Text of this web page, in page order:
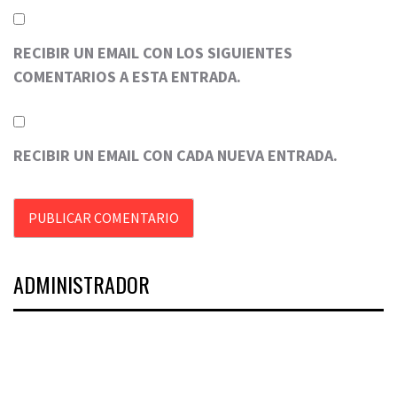
RECIBIR UN EMAIL CON LOS SIGUIENTES
COMENTARIOS A ESTA ENTRADA.
RECIBIR UN EMAIL CON CADA NUEVA ENTRADA.
ADMINISTRADOR